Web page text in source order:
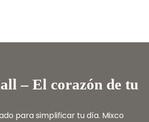
– El corazón de tu
para simplificar tu día. Mixco